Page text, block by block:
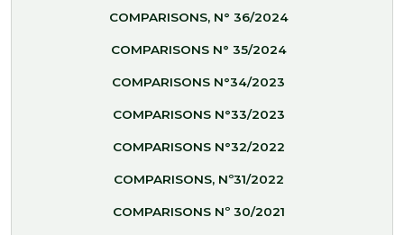
COMPARISONS, N° 36/2024
COMPARISONS N° 35/2024
COMPARISONS N°34/2023
COMPARISONS N°33/2023
COMPARISONS N°32/2022
COMPARISONS, Nº31/2022
COMPARISONS Nº 30/2021